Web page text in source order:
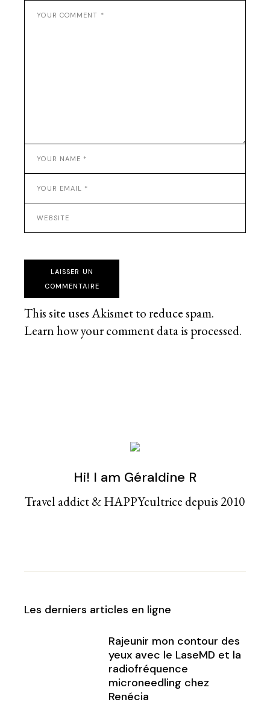
LAISSER UN
COMMENTAIRE
This site uses Akismet to reduce spam.
Learn how your comment data is processed.
Hi! I am Géraldine R
Travel addict & HAPPYcultrice depuis 2010
Les derniers articles en ligne
Rajeunir mon contour des
yeux avec le LaseMD et la
radiofréquence
microneedling chez
Renécia